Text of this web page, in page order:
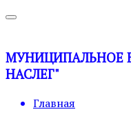
МУНИЦИПАЛЬНОЕ
НАСЛЕГ"
Главная